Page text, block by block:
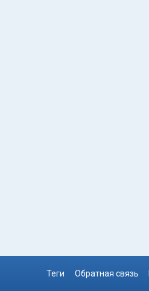
Теги Обратная связь